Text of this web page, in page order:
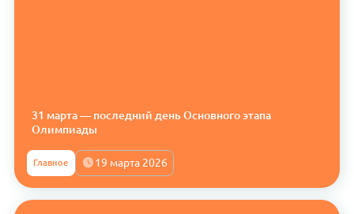
31 марта — последний день Основного этапа
Олимпиады
Главное 19 марта 2026